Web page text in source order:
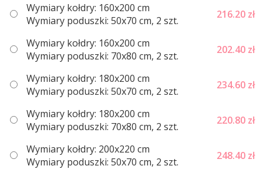
Wymiary kołdry: 160х200 cm
Wymiary poduszki: 50x70 cm, 2 szt.
216.20 zł
Wymiary kołdry: 160х200 cm
Wymiary poduszki: 70x80 cm, 2 szt.
202.40 zł
Wymiary kołdry: 180x200 cm
Wymiary poduszki: 50x70 cm, 2 szt.
234.60 zł
Wymiary kołdry: 180x200 cm
Wymiary poduszki: 70x80 cm, 2 szt.
220.80 zł
Wymiary kołdry: 200x220 cm
Wymiary poduszki: 50x70 cm, 2 szt.
248.40 zł